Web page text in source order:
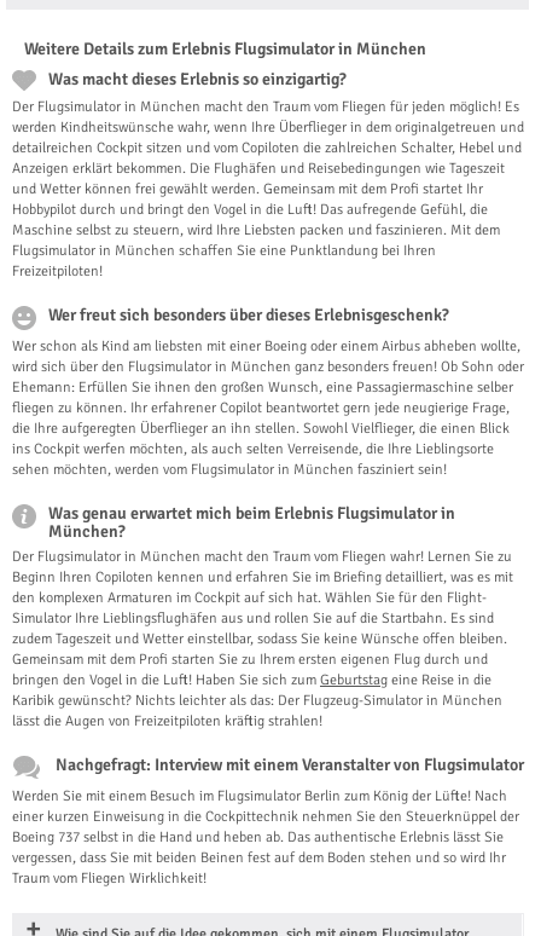
Weitere Details zum Erlebnis Flugsimulator in München
Was macht dieses Erlebnis so einzigartig?
Der Flugsimulator in München macht den Traum vom Fliegen für jeden möglich! Es
werden Kindheitswünsche wahr, wenn Ihre Überflieger in dem originalgetreuen und
detailreichen Cockpit sitzen und vom Copiloten die zahlreichen Schalter, Hebel und
Anzeigen erklärt bekommen. Die Flughäfen und Reisebedingungen wie Tageszeit
und Wetter können frei gewählt werden. Gemeinsam mit dem Profi startet Ihr
Hobbypilot durch und bringt den Vogel in die Luft! Das aufregende Gefühl, die
Maschine selbst zu steuern, wird Ihre Liebsten packen und faszinieren. Mit dem
Flugsimulator in München schaffen Sie eine Punktlandung bei Ihren
Freizeitpiloten!
Wer freut sich besonders über dieses Erlebnisgeschenk?
Wer schon als Kind am liebsten mit einer Boeing oder einem Airbus abheben wollte,
wird sich über den Flugsimulator in München ganz besonders freuen! Ob Sohn oder
Ehemann: Erfüllen Sie ihnen den großen Wunsch, eine Passagiermaschine selber
fliegen zu können. Ihr erfahrener Copilot beantwortet gern jede neugierige Frage,
die Ihre aufgeregten Überflieger an ihn stellen. Sowohl Vielflieger, die einen Blick
ins Cockpit werfen möchten, als auch selten Verreisende, die Ihre Lieblingsorte
sehen möchten, werden vom Flugsimulator in München fasziniert sein!
Was genau erwartet mich beim Erlebnis Flugsimulator in
München?
Der Flugsimulator in München macht den Traum vom Fliegen wahr! Lernen Sie zu
Beginn Ihren Copiloten kennen und erfahren Sie im Briefing detailliert, was es mit
den komplexen Armaturen im Cockpit auf sich hat. Wählen Sie für den Flight-
Simulator Ihre Lieblingsflughäfen aus und rollen Sie auf die Startbahn. Es sind
zudem Tageszeit und Wetter einstellbar, sodass Sie keine Wünsche offen bleiben.
Gemeinsam mit dem Profi starten Sie zu Ihrem ersten eigenen Flug durch und
bringen den Vogel in die Luft! Haben Sie sich zum Geburtstag eine Reise in die
Karibik gewünscht? Nichts leichter als das: Der Flugzeug-Simulator in München
lässt die Augen von Freizeitpiloten kräftig strahlen!
Nachgefragt: Interview mit einem Veranstalter von Flugsimulator
Werden Sie mit einem Besuch im Flugsimulator Berlin zum König der Lüfte! Nach
einer kurzen Einweisung in die Cockpittechnik nehmen Sie den Steuerknüppel der
Boeing 737 selbst in die Hand und heben ab. Das authentische Erlebnis lässt Sie
vergessen, dass Sie mit beiden Beinen fest auf dem Boden stehen und so wird Ihr
Traum vom Fliegen Wirklichkeit!